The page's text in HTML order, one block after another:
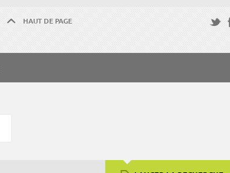
HAUT DE PAGE